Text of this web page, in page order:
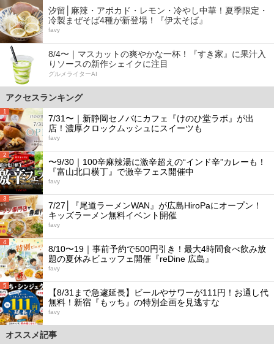
汐留│麻辣・アボカド・レモン・冷やし中華！夏季限定・
冷製まぜそば4種が新登場！『伊太そば』
favy
8/4〜｜マスカットの爽やかな一杯！『すき家』に果汁入
りソースの新作シェイクに注目
グルメライターAI
アクセスランキング
1
7/31〜｜新静岡セノバにカフェ『けのひ堂ラボ』が出
店！濃厚クロックムッシュにスイーツも
favy
2
〜9/30｜100辛麻辣湯に激辛超えの“インド辛”カレーも！
『富山北口横丁』で激辛フェス開催中
favy
3
7/27│『尾道ラーメンWAN』が広島HiroPaにオープン！
キッズラーメン無料イベント開催
favy
4
8/10〜19｜事前予約で500円引き！最大4時間食べ飲み放
題の夏休みビュッフェ開催『reDine 広島』
favy
5
【8/31まで急遽延長】ビールやサワーが111円！お通し代
無料！新宿『もッち』の特別企画を見逃すな
favy
オススメ記事